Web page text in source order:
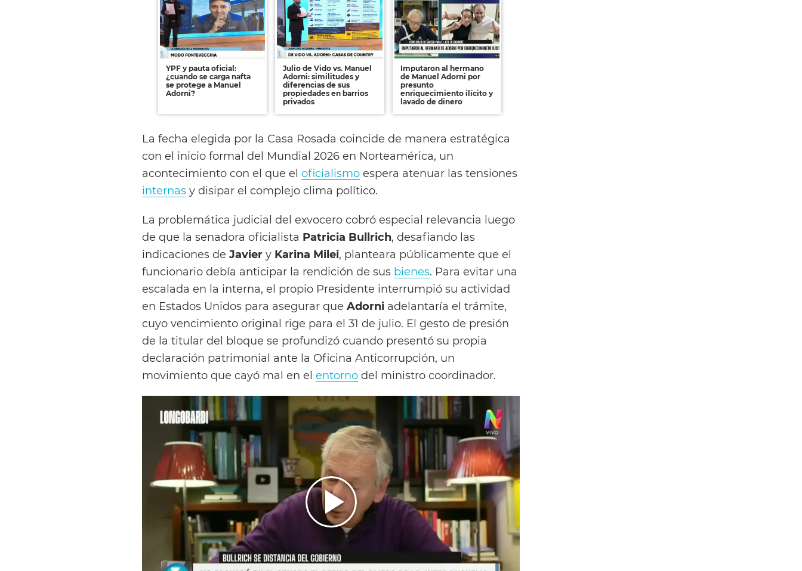
YPF y pauta oficial:
¿cuando se carga nafta
se protege a Manuel
Adorni?
Julio de Vido vs. Manuel
Adorni: similitudes y
diferencias de sus
propiedades en barrios
privados
Imputaron al hermano
de Manuel Adorni por
presunto
enriquecimiento ilícito y
lavado de dinero
La fecha elegida por la Casa Rosada coincide de manera estratégica
con el inicio formal del Mundial 2026 en Norteamérica, un
acontecimiento con el que el oficialismo espera atenuar las tensiones
internas y disipar el complejo clima político.
La problemática judicial del exvocero cobró especial relevancia luego
de que la senadora oficialista Patricia Bullrich, desafiando las
indicaciones de Javier y Karina Milei, planteara públicamente que el
funcionario debía anticipar la rendición de sus bienes. Para evitar una
escalada en la interna, el propio Presidente interrumpió su actividad
en Estados Unidos para asegurar que Adorni adelantaría el trámite,
cuyo vencimiento original rige para el 31 de julio. El gesto de presión
de la titular del bloque se profundizó cuando presentó su propia
declaración patrimonial ante la Oficina Anticorrupción, un
movimiento que cayó mal en el entorno del ministro coordinador.